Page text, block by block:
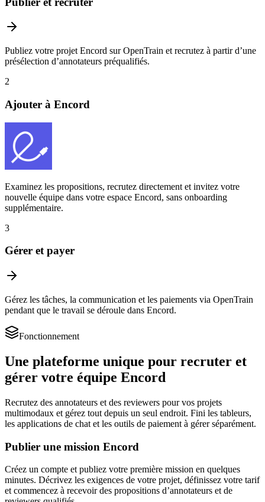
Publiez votre projet Encord sur OpenTrain et recrutez à partir d’une
présélection d’annotateurs préqualifiés.
2
Ajouter à Encord
Examinez les propositions, recrutez directement et invitez votre
nouvelle équipe dans votre espace Encord, sans onboarding
supplémentaire.
3
Gérer et payer
Gérez les tâches, la communication et les paiements via OpenTrain
pendant que le travail se déroule dans Encord.
Fonctionnement
Une plateforme unique pour recruter et
gérer votre équipe Encord
Recrutez des annotateurs et des reviewers pour vos projets
multimodaux et gérez tout depuis un seul endroit. Fini les tableurs,
les applications de chat et les outils de paiement à gérer séparément.
Publier une mission Encord
Créez un compte et publiez votre première mission en quelques
minutes. Décrivez les exigences de votre projet, définissez votre tarif
et commencez à recevoir des propositions d’annotateurs et de